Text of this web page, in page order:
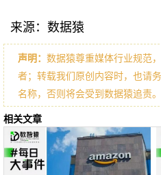
来源：数据猿
声明： 数据猿尊重媒体行业规范
者；转载我们原创内容时，也请
名称，否则将会受到数据猿追责。
相关文章